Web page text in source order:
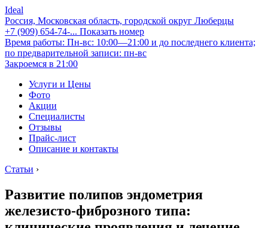
Ideal
Россия, Московская область, городской округ Люберцы
+7 (909) 654-74-... Показать номер
Время работы: Пн-вс: 10:00—21:00 и до последнего клиента;
по предварительной записи: пн-вс
Закроемся в 21:00
Услуги и Цены
Фото
Акции
Специалисты
Отзывы
Прайс-лист
Описание и контакты
Статьи ›
Развитие полипов эндометрия
железисто-фиброзного типа: